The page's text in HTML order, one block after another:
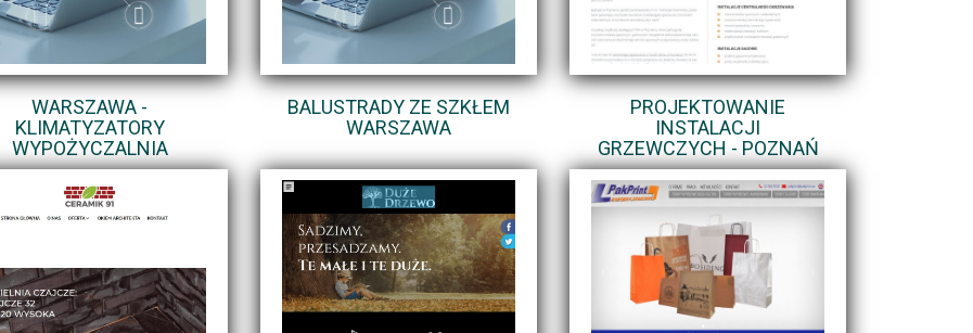
WARSZAWA -
KLIMATYZATORY
WYPOŻYCZALNIA
BALUSTRADY ZE SZKŁEM
WARSZAWA
PROJEKTOWANIE
INSTALACJI
GRZEWCZYCH - POZNAŃ